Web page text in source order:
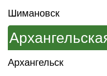
Шимановск
Архангельск